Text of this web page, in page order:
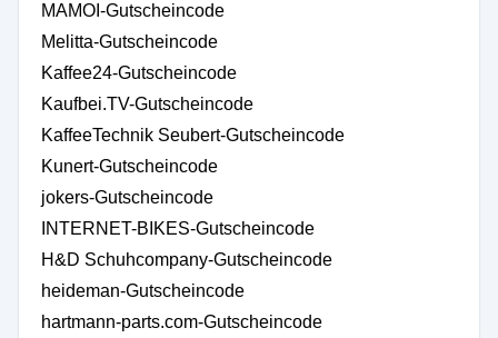
MAMOI-Gutscheincode
Melitta-Gutscheincode
Kaffee24-Gutscheincode
Kaufbei.TV-Gutscheincode
KaffeeTechnik Seubert-Gutscheincode
Kunert-Gutscheincode
jokers-Gutscheincode
INTERNET-BIKES-Gutscheincode
H&D Schuhcompany-Gutscheincode
heideman-Gutscheincode
hartmann-parts.com-Gutscheincode